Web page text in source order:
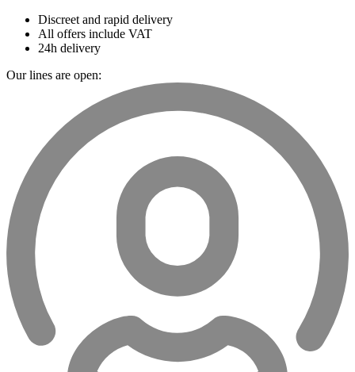
Discreet and rapid delivery
All offers include VAT
24h delivery
Our lines are open: